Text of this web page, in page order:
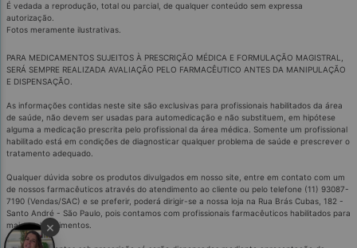
×
É vedada a reprodução, total ou parcial, de qualquer conteúdo sem expressa
autorização.
Fotos meramente ilustrativas.
PARA MEDICAMENTOS SUJEITOS À PRESCRIÇÃO MÉDICA E FORMULAÇÃO MAGISTRAL,
SERÁ SEMPRE REALIZADA AVALIAÇÃO PELO FARMACÊUTICO ANTES DA MANIPULAÇÃO
E DISPENSAÇÃO.
As informações contidas neste site são exclusivas para profissionais habilitados da área
de saúde, não devem ser usadas para automedicação e não substituem, em hipótese
alguma a medicação prescrita pelo profissional da área médica. Somente um profissional
habilitado está em condições de diagnosticar qualquer problema de saúde e prescrever o
tratamento adequado.
Qualquer dúvida sobre os produtos divulgados em nosso site, entre em contato com um
de nossos farmacêuticos através do atendimento ao cliente ou pelo telefone (11) 93087-
7190 (Vendas/SAC) e se preferir, poderá dirigir-se a nossa loja na Rua Brás Cubas, 182 -
Santo André - São Paulo, pois contamos com profissionais farmacêuticos habilitados para
mais esclarecimentos.